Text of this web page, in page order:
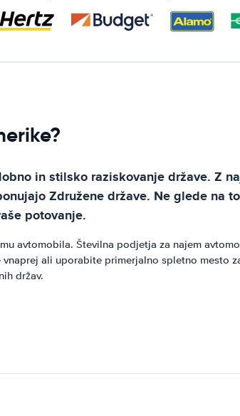
in stilsko raziskovanje države. Z
Združene države. Ne glede na
potovanje.
avtomobila. Številna podjetja za najem
ali uporabite primerjalno spletno mesto
držav.